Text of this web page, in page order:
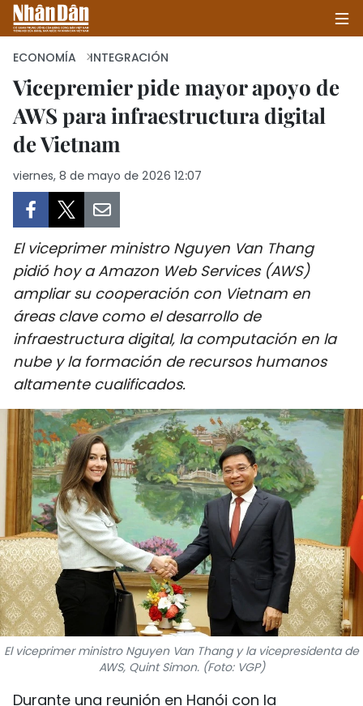
INICIO
SALUD - MEDIO AMBIENTE
CULTURA - ENTRETENIMIENTO
INTERNACIONAL
DEPORTES
VIAJES
PUENTE DE AMISTAD
HISTORIAS MULTIMEDIA
FOTOGRAFÍA
¿QUIÉNES SOMOS?
TIẾNG VIỆT
ENGLISH
ECONOMÍA INTEGRACIÓN
Vicepremier pide mayor apoyo de
AWS para infraestructura digital
de Vietnam
viernes, 8 de mayo de 2026 12:07
El viceprimer ministro Nguyen Van Thang
pidió hoy a Amazon Web Services (AWS)
ampliar su cooperación con Vietnam en
áreas clave como el desarrollo de
infraestructura digital, la computación en la
nube y la formación de recursos humanos
altamente cualificados.
El viceprimer ministro Nguyen Van Thang y la vicepresidenta de
AWS, Quint Simon. (Foto: VGP)
Durante una reunión en Hanói con la